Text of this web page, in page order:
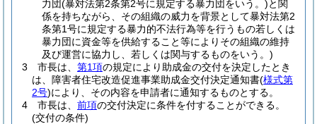
力団(暴対法第2条第2号に規定する暴力団をいう。)と関
係を持ちながら、その組織の威力を背景として暴対法第2
条第1号に規定する暴力的不法行為等を行うもの若しくは
暴力団に資金等を供給すること等によりその組織の維持
及び運営に協力し、若しくは関与するものをいう。)
3
市長は、 第1項の規定により助成金の交付を決定したとき
は、障害者住宅改造促進事業助成金交付決定通知書(様式第
2号)により、その内容を申請者に通知するものとする。
4
市長は、 前項の交付決定に条件を付することができる。
(交付の条件)